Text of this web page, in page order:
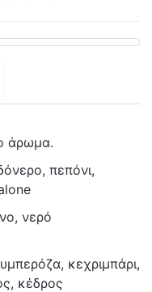
άρωμα.
πεπόνι,
νερό
κεχριμπάρι,
κέδρος